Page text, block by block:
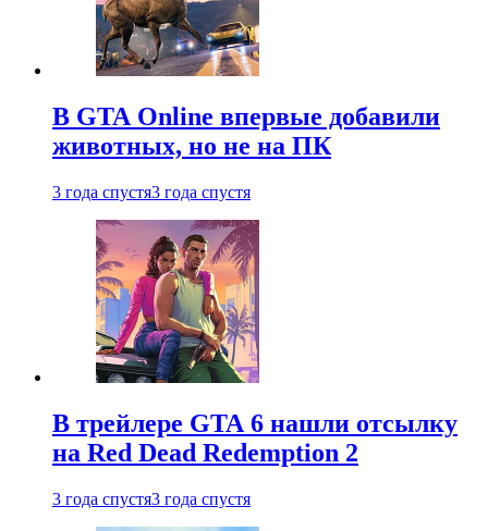
В GTA Online впервые добавили
животных, но не на ПК
3 года спустя3 года спустя
В трейлере GTA 6 нашли отсылку
на Red Dead Redemption 2
3 года спустя3 года спустя